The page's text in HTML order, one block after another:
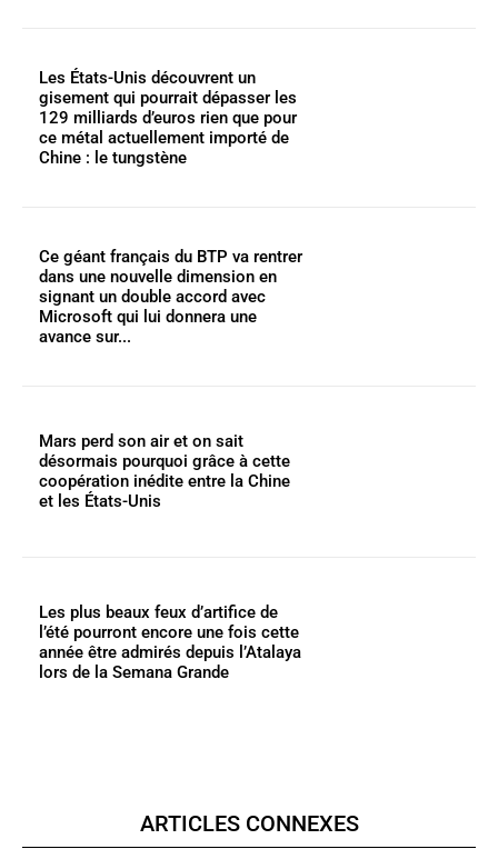
Les États-Unis découvrent un
gisement qui pourrait dépasser les
129 milliards d’euros rien que pour
ce métal actuellement importé de
Chine : le tungstène
Ce géant français du BTP va rentrer
dans une nouvelle dimension en
signant un double accord avec
Microsoft qui lui donnera une
avance sur...
Mars perd son air et on sait
désormais pourquoi grâce à cette
coopération inédite entre la Chine
et les États-Unis
Les plus beaux feux d’artifice de
l’été pourront encore une fois cette
année être admirés depuis l’Atalaya
lors de la Semana Grande
ARTICLES CONNEXES